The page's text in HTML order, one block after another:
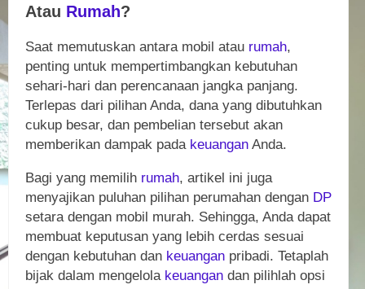
Atau Rumah?
Saat memutuskan antara mobil atau rumah,
penting untuk mempertimbangkan kebutuhan
sehari-hari dan perencanaan jangka panjang.
Terlepas dari pilihan Anda, dana yang dibutuhkan
cukup besar, dan pembelian tersebut akan
memberikan dampak pada keuangan Anda.
Bagi yang memilih rumah, artikel ini juga
menyajikan puluhan pilihan perumahan dengan DP
setara dengan mobil murah. Sehingga, Anda dapat
membuat keputusan yang lebih cerdas sesuai
dengan kebutuhan dan keuangan pribadi. Tetaplah
bijak dalam mengelola keuangan dan pilihlah opsi